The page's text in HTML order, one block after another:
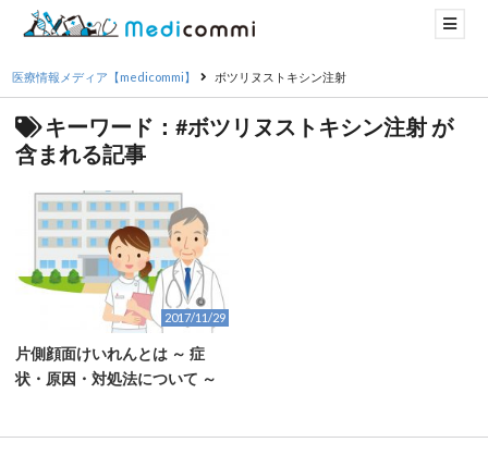
医療情報メディア【medicommi】 ボツリヌストキシン注射
キーワード：#ボツリヌストキシン注射 が
含まれる記事
2017/11/29
片側顔面けいれんとは ～ 症
状・原因・対処法について ～